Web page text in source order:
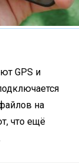
GPS и
на
что ещё